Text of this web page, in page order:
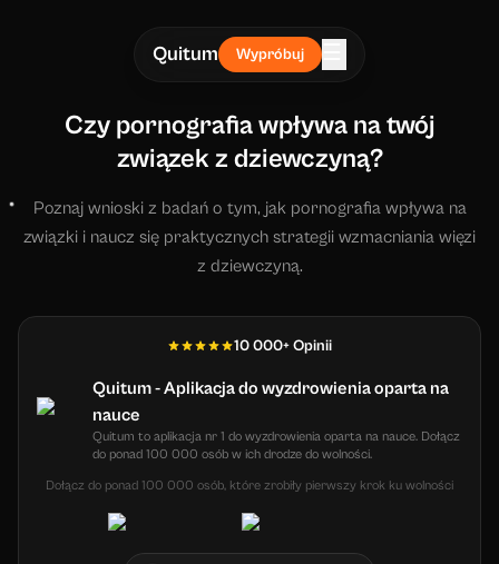
Quitum Wypróbuj
Czy pornografia wpływa na twój
związek z dziewczyną?
Poznaj wnioski z badań o tym, jak pornografia wpływa na
związki i naucz się praktycznych strategii wzmacniania więzi
z dziewczyną.
10 000+ Opinii
Quitum - Aplikacja do wyzdrowienia oparta na
nauce
Quitum to aplikacja nr 1 do wyzdrowienia oparta na nauce. Dołącz
do ponad 100 000 osób w ich drodze do wolności.
Dołącz do ponad 100 000 osób, które zrobiły pierwszy krok ku wolności